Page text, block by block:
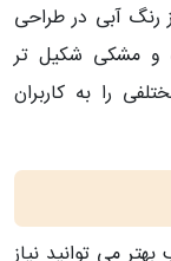
رنگ آبی در طراحی
و مشکی شکیل تر
را به کاربران
می توانید نیاز